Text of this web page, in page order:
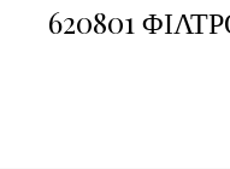
620801